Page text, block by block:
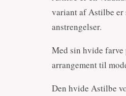
variant af Astilbe
anstrengelser.
Med sin hvide
arrangement til
Den hvide Astilbe